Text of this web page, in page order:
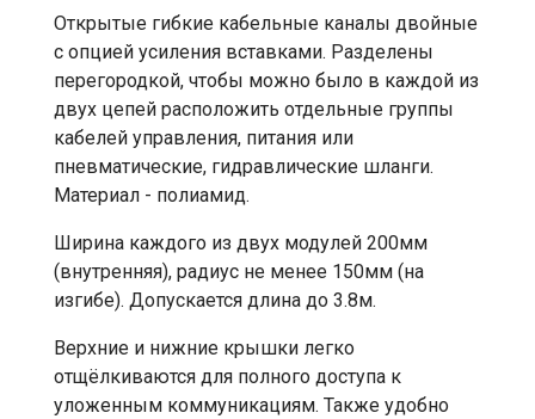
Открытые гибкие кабельные каналы двойные
с опцией усиления вставками. Разделены
перегородкой, чтобы можно было в каждой из
двух цепей расположить отдельные группы
кабелей управления, питания или
пневматические, гидравлические шланги.
Материал - полиамид.
Ширина каждого из двух модулей 200мм
(внутренняя), радиус не менее 150мм (на
изгибе). Допускается длина до 3.8м.
Верхние и нижние крышки легко
отщёлкиваются для полного доступа к
уложенным коммуникациям. Также удобно